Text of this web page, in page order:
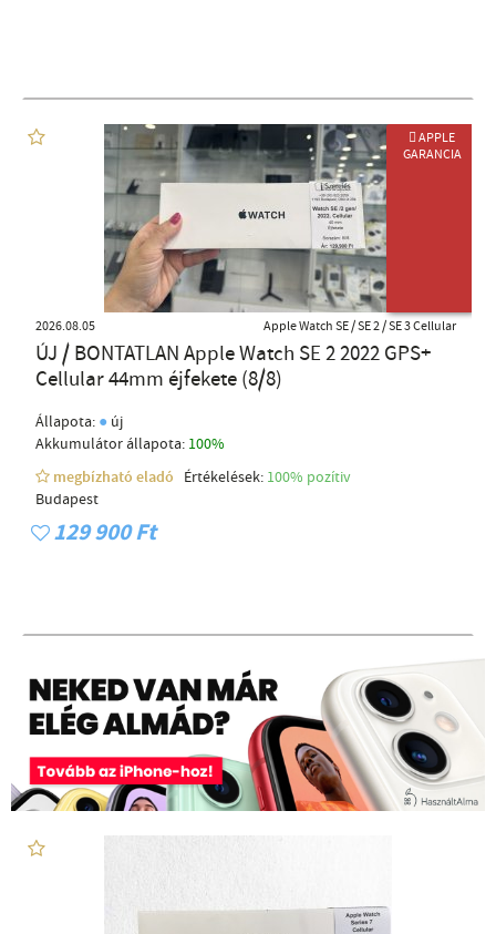
 APPLE
GARANCIA
2026.08.05 Apple Watch SE / SE 2 / SE 3 Cellular
ÚJ / BONTATLAN Apple Watch SE 2 2022 GPS+
Cellular 44mm éjfekete (8/8)
Állapota: ● új
Akkumulátor állapota: 100%
megbízható eladó
Értékelések: 100% pozítiv
Budapest
129 900 Ft